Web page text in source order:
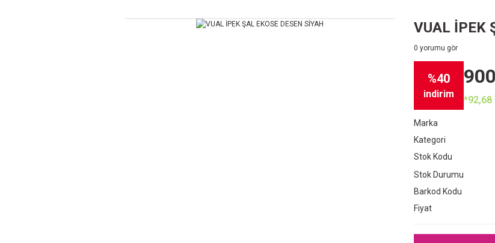
VUAL İPEK
0 yorumu gör
%40
indirim
*92,68
Marka
Kategori
Stok Kodu
Stok Durumu
Barkod Kodu
Fiyat